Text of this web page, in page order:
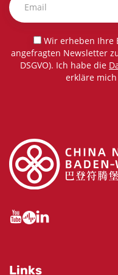
Wir erheben Ihre
angefragten Newsletter
DSGVO). Ich habe die
erkläre
Links